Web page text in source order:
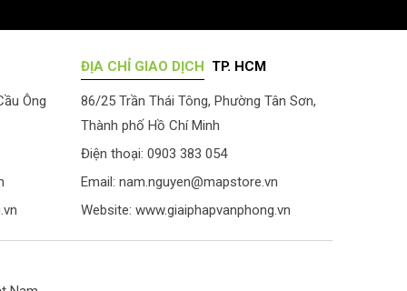
Ông
ĐỊA CHỈ GIAO DỊCH TP. HCM
86/25 Trần Thái Tông, Phường Tân Sơn,
Thành phố Hồ Chí Minh
Điện thoại: 0903 383 054
Email: nam.nguyen@mapstore.vn
Website: www.giaiphapvanphong.vn